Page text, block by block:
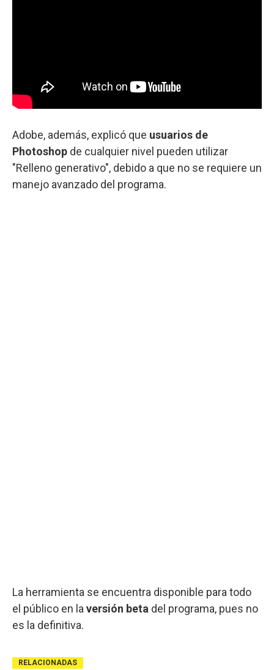
Adobe, además, explicó que usuarios de
Photoshop de cualquier nivel pueden utilizar
"Relleno generativo", debido a que no se requiere un
manejo avanzado del programa.
La herramienta se encuentra disponible para todo
el público en laversión beta del programa, pues no
es la definitiva.
RELACIONADAS